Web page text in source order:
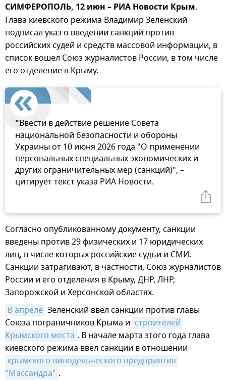
СИМФЕРОПОЛЬ, 12 июн – РИА Новости Крым.
Глава киевского режима Владимир Зеленский
подписал указ о введении санкций против
российских судей и средств массовой информации, в
список вошел Союз журналистов России, в том числе
его отделение в Крыму.
"Ввести в действие решение Совета
национальной безопасности и обороны
Украины от 10 июня 2026 года "О применении
персональных специальных экономических и
других ограничительных мер (санкций)", –
цитирует текст указа РИА Новости.
Согласно опубликованному документу, санкции
введены против 29 физических и 17 юридических
лиц, в числе которых российские судьи и СМИ.
Санкции затрагивают, в частности, Союз журналистов
России и его отделения в Крыму, ДНР, ЛНР,
Запорожской и Херсонской областях.
В апреле Зеленский ввел санкции против главы
Союза пограничников Крыма и строителей
Крымского моста . В начале марта этого года глава
киевского режима ввел санкции в отношении
крымского винодельческого предприятия
"Массандра" .